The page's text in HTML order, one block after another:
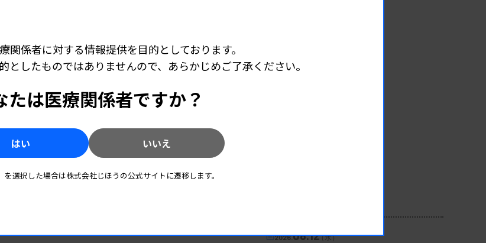
2026.08.12（水）
関係者に対する情報提供を目的としております。
としたものではありませんので、あらかじめご了承ください。
たは医療関係者ですか？
はい いいえ
選択した場合は株式会社じほうの公式サイトに遷移します。